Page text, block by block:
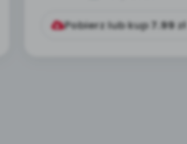
Pobierz lub kup 7.99zł